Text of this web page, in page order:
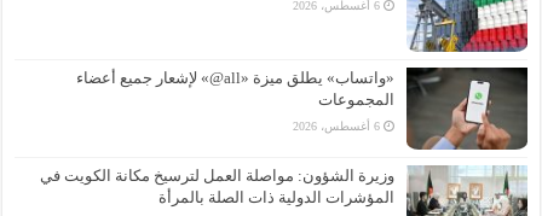
6 أغسطس، 2026
«واتساب» يطلق ميزة «all@» لإشعار جميع أعضاء
المجموعات
6 أغسطس، 2026
وزيرة الشؤون: مواصلة العمل لترسيخ مكانة الكويت في
المؤشرات الدولية ذات الصلة بالمرأة